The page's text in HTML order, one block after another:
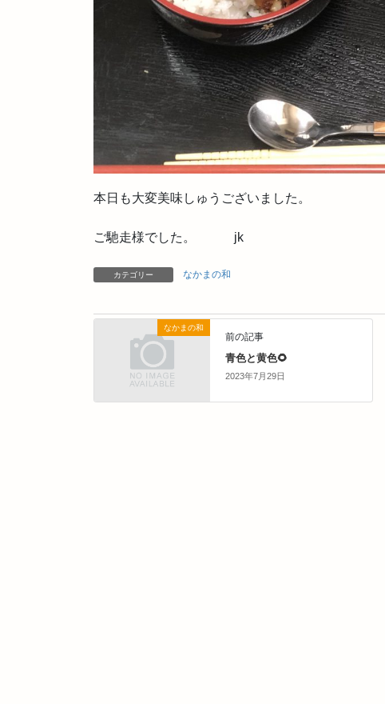
本日も大変美味しゅうございました。
ご馳走様でした。 jk
カテゴリー なかまの和
なかまの和
前の記事
青色と黄色🌻
2023年7月29日